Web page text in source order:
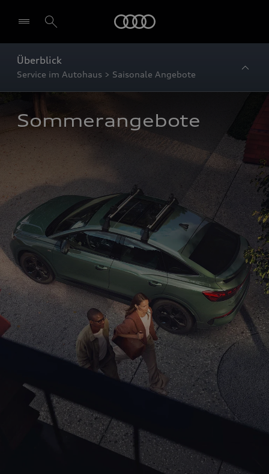
Überblick
Service im Autohaus > Saisonale Angebote
Sommerangebote